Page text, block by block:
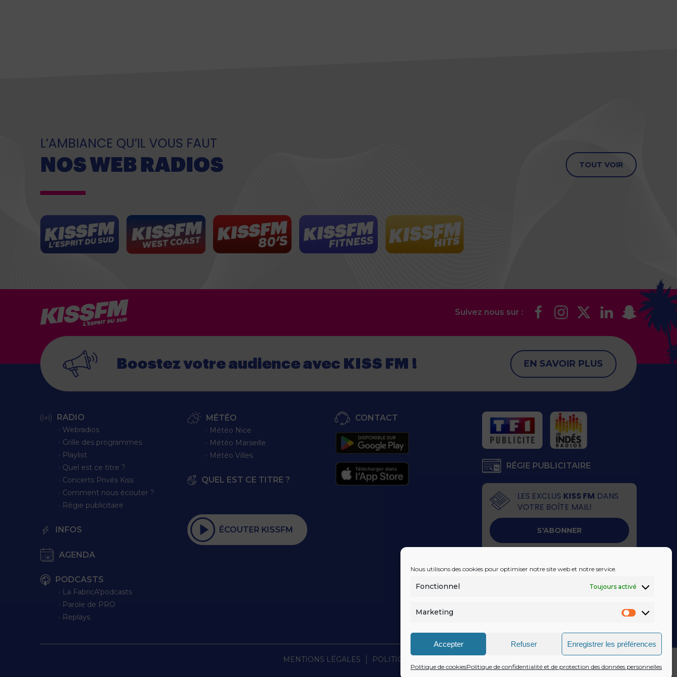
Nous utilisons des cookies pour optimiser notre site web et notre service.
Fonctionnel Toujours activé
Marketing
Accepter Refuser Enregistrer les préférences
Politique de cookiesPolitique de confidentialité et de protection des données personnelles
L’AMBIANCE QU’IL VOUS FAUT
NOS WEB RADIOS TOUT VOIR
Suivez nous sur :
Boostez votre audience avec KISS FM ! EN SAVOIR PLUS
RADIO
∙ Webradios
∙ Grille des programmes
∙ Playlist
∙ Quel est ce titre ?
∙ Concerts Privés Kiss
∙ Comment nous écouter ?
∙ Régie publicitaire
INFOS
AGENDA
PODCASTS
∙ La FabricA'podcasts
∙ Parole de PRO
∙ Replays
MÉTÉO
∙ Météo Nice
∙ Météo Marseille
∙ Météo Villes
QUEL EST CE TITRE ?
ÉCOUTER KISSFM
CONTACT
RÉGIE PUBLICITAIRE
LES EXCLUS KISS FM DANS
VOTRE BOÎTE MAIL!
S'ABONNER
MENTIONS LÉGALES POLITIQUE DE CONFIDENTIALITÉ